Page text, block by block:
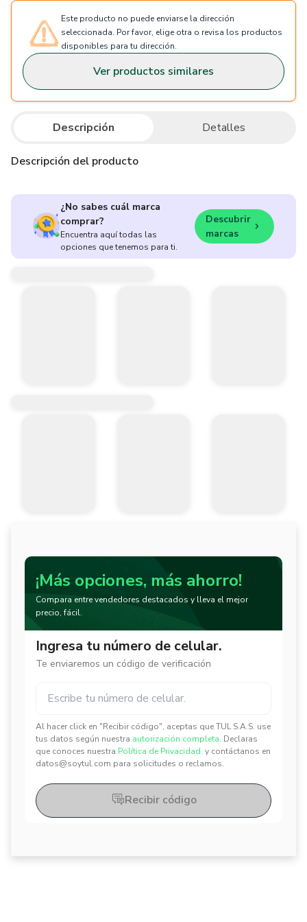
Este producto no puede enviarse la dirección
seleccionada. Por favor, elige otra o revisa los productos
disponibles para tu dirección.
Ver productos similares
Descripción Detalles
Descripción del producto
¿No sabes cuál marca
comprar?
Encuentra aquí todas las
opciones que tenemos para ti.
Descubrir
marcas
¡Más opciones, más ahorro!
Compara entre vendedores destacados y lleva el mejor
precio, fácil.
Ingresa tu número de celular.
Te enviaremos un código de verificación
Al hacer click en "Recibir código", aceptas que TUL S.A.S. use
tus datos según nuestra autorización completa. Declaras
que conoces nuestra Política de Privacidad. y contáctanos en
datos@soytul.com para solicitudes o reclamos.
✕
✕
Recibir código